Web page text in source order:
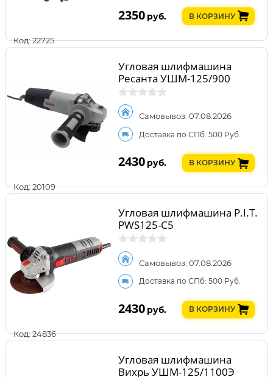
Код: 22725
2350 руб. В КОРЗИНУ
Код: 20109
Угловая шлифмашина
Ресанта УШМ-125/900
Самовывоз: 07.08.2026
Доставка по СПб: 500 Руб.
2430 руб. В КОРЗИНУ
Код: 24836
Угловая шлифмашина P.I.T.
PWS125-C5
Самовывоз: 07.08.2026
Доставка по СПб: 500 Руб.
2430 руб. В КОРЗИНУ
Угловая шлифмашина
Вихрь УШМ-125/1100Э